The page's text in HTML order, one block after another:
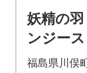
妖精の
ンジー
友禅)鎖/
福島県川俣町